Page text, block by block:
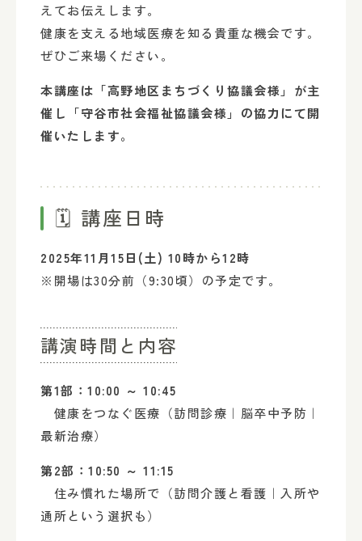
えてお伝えします。
健康を支える地域医療を知る貴重な機会です。
ぜひご来場ください。
本講座は「高野地区まちづくり協議会様」が主
催し「守谷市社会福祉協議会様」の協力にて開
催いたします。
🗓️ 講座日時
2025年11月15日(土) 10時から12時
※開場は30分前（9:30頃）の予定です。
講演時間と内容
第1部：10:00 ～ 10:45
健康をつなぐ医療（訪問診療｜脳卒中予防｜
最新治療）
第2部：10:50 ～ 11:15
住み慣れた場所で（訪問介護と看護｜入所や
通所という選択も）